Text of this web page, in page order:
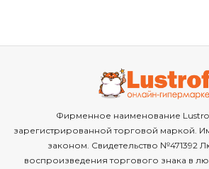
Фирменное наименование
зарегистрированной торговой маркой.
законом. Свидетельство №471392
воспроизведения торгового знака в